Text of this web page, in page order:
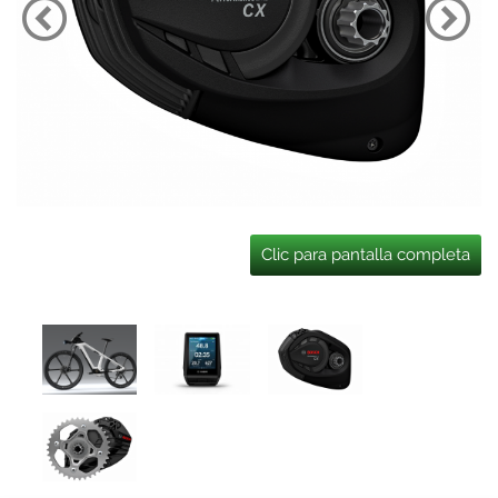
Clic para pantalla completa